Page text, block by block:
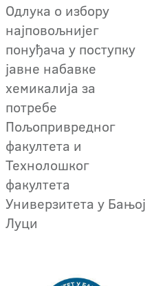
Одлука о избору
најповољнијег
понуђача у поступку
јавне набавке
хемикалија за
потребе
Пољопривредног
факултета и
Технолошког
факултета
Универзитета у Бањој
Луци